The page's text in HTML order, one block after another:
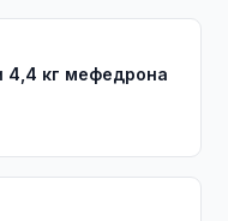
4,4 кг мефедрона